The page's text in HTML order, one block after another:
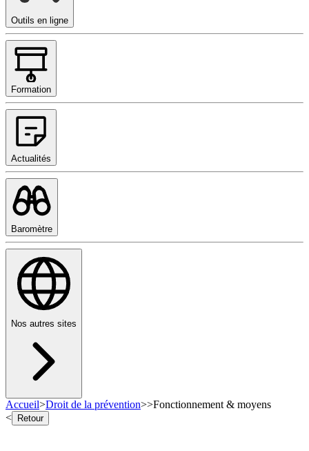
Outils en ligne
Formation
Actualités
Baromètre
Nos autres sites
Accueil>Droit de la prévention>>Fonctionnement & moyens
<
Retour